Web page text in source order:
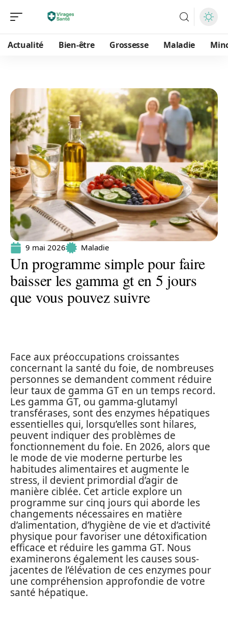
Actualité Bien-être Grossesse Maladie
9 mai 2026 Maladie
Un programme simple pour faire
baisser les gamma gt en 5 jours
que vous pouvez suivre
Face aux préoccupations croissantes
concernant la santé du foie, de nombreuses
personnes se demandent comment réduire
leur taux de gamma GT en un temps record.
Les gamma GT, ou gamma-glutamyl
transférases, sont des enzymes hépatiques
essentielles qui, lorsqu’elles sont hilares,
peuvent indiquer des problèmes de
fonctionnement du foie. En 2026, alors que
le mode de vie moderne perturbe les
habitudes alimentaires et augmente le
stress, il devient primordial d’agir de
manière ciblée. Cet article explore un
programme sur cinq jours qui aborde les
changements nécessaires en matière
d’alimentation, d’hygiène de vie et d’activité
physique pour favoriser une détoxification
efficace et réduire les gamma GT. Nous
examinerons également les causes sous-
jacentes de l’élévation de ces enzymes pour
une compréhension approfondie de votre
santé hépatique.